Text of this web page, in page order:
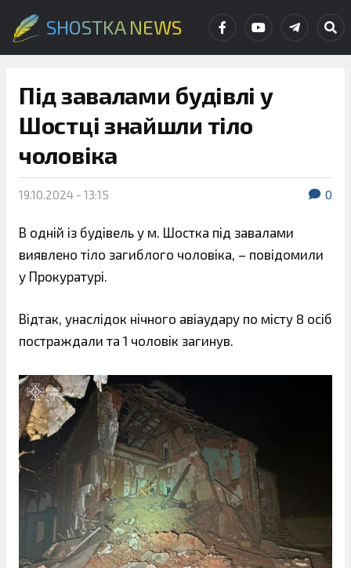
SHOSTKA NEWS
Під завалами будівлі у
Шостці знайшли тіло
чоловіка
19.10.2024 - 13:15 0
В одній із будівель у м. Шостка під завалами
виявлено тіло загиблого чоловіка, – повідомили
у Прокуратурі.
Відтак, унаслідок нічного авіаудару по місту 8 осіб
постраждали та 1 чоловік загинув.